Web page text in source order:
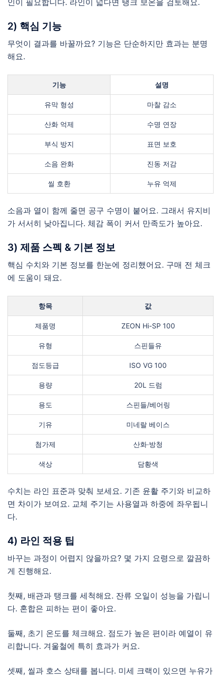
2) 핵심 기능
무엇이 결과를 바꿀까요? 기능은 단순하지만 효과는 분명
해요.
기능 설명
유막 형성 마찰 감소
산화 억제 수명 연장
부식 방지 표면 보호
소음 완화 진동 저감
씰 호환 누유 억제
소음과 열이 함께 줄면 공구 수명이 붙어요. 그래서 유지비
가 서서히 낮아집니다. 체감 폭이 커서 만족도가 높아요.
3) 제품 스펙 & 기본 정보
핵심 수치와 기본 정보를 한눈에 정리했어요. 구매 전 체크
에 도움이 돼요.
항목 값
제품명 ZEON Hi-SP 100
유형 스핀들유
점도등급 ISO VG 100
용량 20L 드럼
용도 스핀들/베어링
기유 미네랄 베이스
첨가제 산화·방청
색상 담황색
수치는 라인 표준과 맞춰 보세요. 기존 윤활 주기와 비교하
면 차이가 보여요. 교체 주기는 사용열과 하중에 좌우됩니
다.
4) 라인 적용 팁
바꾸는 과정이 어렵지 않을까요? 몇 가지 요령으로 깔끔하
게 진행해요.
첫째, 배관과 탱크를 세척해요. 잔류 오일이 성능을 가립니
다. 혼합은 피하는 편이 좋아요.
둘째, 초기 온도를 체크해요. 점도가 높은 편이라 예열이 유
리합니다. 겨울철에 특히 효과가 커요.
셋째, 씰과 호스 상태를 봅니다. 미세 크랙이 있으면 누유가